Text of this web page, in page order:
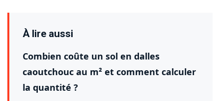
À lire aussi
Combien coûte un sol en dalles
caoutchouc au m² et comment calculer
la quantité ?